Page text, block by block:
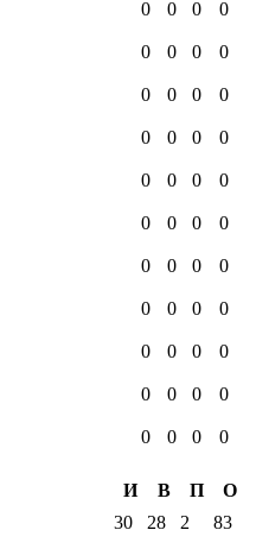
0 0 0 0
0 0 0 0
0 0 0 0
0 0 0 0
0 0 0 0
0 0 0 0
0 0 0 0
0 0 0 0
0 0 0 0
0 0 0 0
0 0 0
0
И В П
О
30 28 2 83